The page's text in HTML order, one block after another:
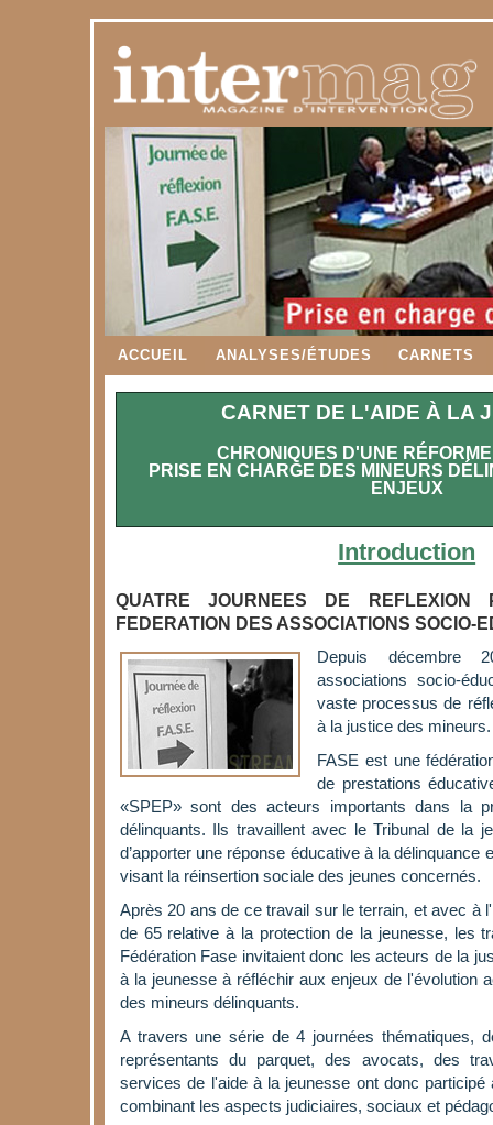
ACCUEIL ANALYSES/ÉTUDES CARNETS
CARNET DE L'AIDE À LA
CHRONIQUES D'UNE
PRISE EN CHARGE DES MINEURS
ENJEUX
Introduction
QUATRE JOURNEES DE REFLEXION
FEDERATION DES ASSOCIATIONS SOCIO-
Depuis décembre
associations socio-
vaste processus de
à la justice des mineurs.
FASE est une
de prestations
«SPEP» sont des acteurs importants dans la
délinquants. Ils travaillent avec le Tribunal de la
d’apporter une réponse éducative à la délinquance
visant la réinsertion sociale des jeunes concernés.
Après 20 ans de ce travail sur le terrain, et avec à
de 65 relative à la protection de la jeunesse, les
Fédération Fase invitaient donc les acteurs de la
à la jeunesse à réfléchir aux enjeux de l'évolution
des mineurs délinquants.
A travers une série de 4 journées thématiques,
représentants du parquet, des avocats, des
services de l'aide à la jeunesse ont donc
combinant les aspects judiciaires, sociaux et